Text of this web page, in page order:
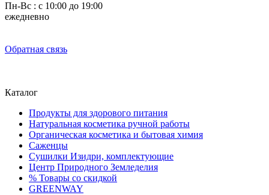
Пн-Вс : с 10:00 до 19:00
ежедневно
Обратная связь
Каталог
Продукты для здорового питания
Натуральная косметика ручной работы
Органическая косметика и бытовая химия
Саженцы
Сушилки Изидри, комплектующие
Центр Природного Земледелия
% Товары со скидкой
GREENWAY